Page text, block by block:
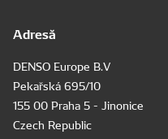
Adresă
DENSO Europe B.V
Pekařská 695/10
155 00 Praha 5 - Jinonice
Czech Republic